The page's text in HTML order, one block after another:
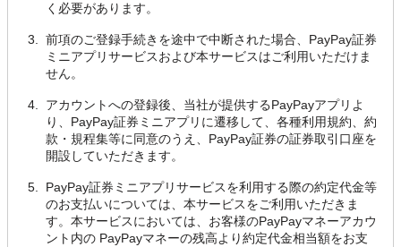
く必要があります。
前項のご登録手続きを途中で中断された場合、PayPay証券
ミニアプリサービスおよび本サービスはご利用いただけま
せん。
アカウントへの登録後、当社が提供するPayPayアプリよ
り、PayPay証券ミニアプリに遷移して、各種利用規約、約
款・規程集等に同意のうえ、PayPay証券の証券取引口座を
開設していただきます。
PayPay証券ミニアプリサービスを利用する際の約定代金等
のお支払いについては、本サービスをご利用いただきま
す。本サービスにおいては、お客様のPayPayマネーアカウ
ント内の PayPayマネーの残高より約定代金相当額をお支